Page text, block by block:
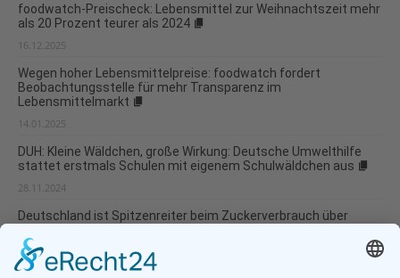
foodwatch-Preischeck: Lebensmittel zur Weihnachtszeit mehr
als 20 Prozent teurer als 2024
16.12.2025
Wegen hoher Lebensmittelpreise: foodwatch fordert
Beobachtungsstelle für mehr Transparenz im
Lebensmittelmarkt
14.01.2025
DUH: Kleine Wäldchen, große Wirkung: Deutsche Umwelthilfe
stattet erstmals Schulen mit eigenem Schulwäldchen aus
28.11.2024
Deutschland ist Spitzenreiter beim Zuckerverbrauch über
13.11.2024